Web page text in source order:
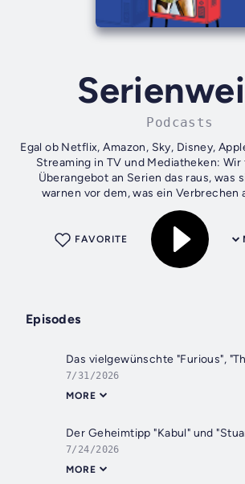
Podcasts
Egal ob Netflix, Amazon, Sky, Disney,
Streaming in TV und Mediatheken:
Überangebot an Serien das raus, was
warnen vor dem, was ein Verbrechen
darstellt. Kompetent,
FAVORITE
Episodes
7/31/2026
MORE
7/24/2026
MORE